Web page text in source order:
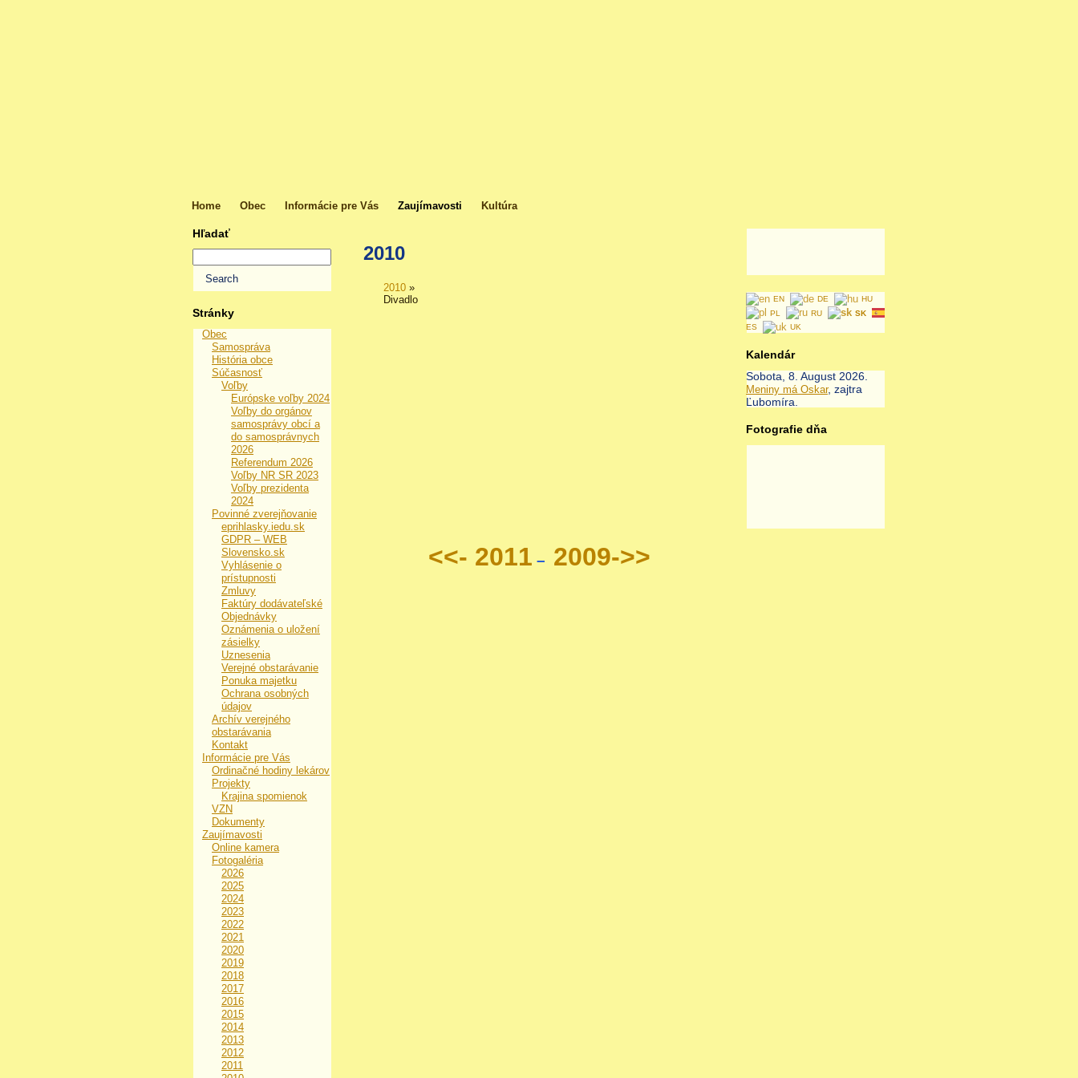
Home Obec Informácie pre Vás Zaujímavosti Kultúra
Hľadať
Stránky
Obec
Samospráva
História obce
Súčasnosť
Voľby
Európske voľby 2024
Voľby do orgánov
samosprávy obcí a
do samosprávnych
2026
Referendum 2026
Voľby NR SR 2023
Voľby prezidenta
2024
Povinné zverejňovanie
eprihlasky.iedu.sk
GDPR – WEB
Slovensko.sk
Vyhlásenie o
prístupnosti
Zmluvy
Faktúry dodávateľské
Objednávky
Oznámenia o uložení
zásielky
Uznesenia
Verejné obstarávanie
Ponuka majetku
Ochrana osobných
údajov
Archív verejného
obstarávania
Kontakt
Informácie pre Vás
Ordinačné hodiny lekárov
Projekty
Krajina spomienok
VZN
Dokumenty
Zaujímavosti
Online kamera
Fotogaléria
2026
2025
2024
2023
2022
2021
2020
2019
2018
2017
2016
2015
2014
2013
2012
2011
2010
2010 »
Divadlo
<<- 2011 – 2009->>
EN DE
HU
PL
RU
SK
ES
UK
Kalendár
Sobota , 8. August 2026.
Meniny má Oskar, zajtra
Ľubomíra
Fotografie dňa